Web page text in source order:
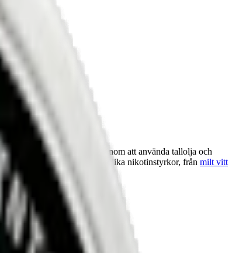
sin miljöpåverkan genom att använda tallolja och
Helwit finns också i flera olika nikotinstyrkor, från milt vitt